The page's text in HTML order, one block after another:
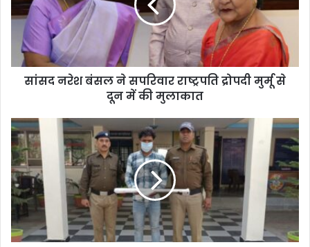
सांसद नरेश बंसल ने सपरिवार राष्ट्रपति द्रोपदी मुर्मू से
दून में की मुलाकात